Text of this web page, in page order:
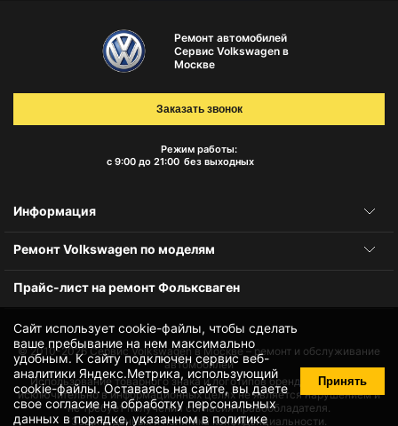
Сайт использует cookie-файлы, чтобы сделать
ваше пребывание на нем максимально
удобным. К cайту подключен сервис веб-
аналитики Яндекс.Метрика, использующий
cookie-файлы. Оставаясь на сайте, вы даете
своесогласие на обработку персональных
данных в порядке, указанном в политике
Принять
Ремонт автомобилей
Сервис Volkswagen в
Москве
Режим работы:
с 9:00 до 21:00 без выходных
Заказать звонок
Информация
Ремонт Volkswagen по моделям
Прайс-лист на ремонт Фольксваген
© 2010-2026Сервис Volkswagen в Москве – ремонт и обслуживание
автомобилей
Использование товарного знака и логотипов бренда происходит
исключительно в информационных целях не является нарушением и
не требует получения согласия правообладателя.
Защита данных и политика конфиденциальности.